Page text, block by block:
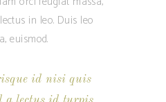
in leo. Duis leo
euismod.
id nisi quis